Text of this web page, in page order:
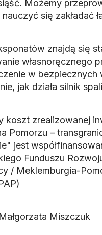
Możemy
nauczyć się zakładać
znajdą się
własnoręcznego
w bezpiecznych
jak działa silnik
koszt zrealizowanej
Pomorzu –
jest
Funduszu
/ Meklemburgia-
Miszczuk